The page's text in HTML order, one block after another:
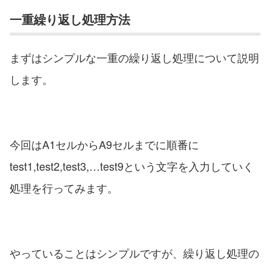
一重繰り返し処理方法
まずはシンプルな一重の繰り返し処理について説明
します。
今回はA1セルからA9セルまでに順番に
test1,test2,test3,…test9という文字を入力していく
処理を行ってみます。
やっていることはシンプルですが、繰り返し処理の